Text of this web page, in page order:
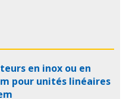
en inox ou en
pour unités linéaires